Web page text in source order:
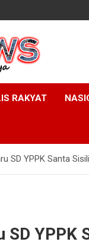
RAKYAT
SD YPPK Santa
SD YPPK